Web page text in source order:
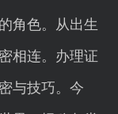
角色。从出生
相连。办理证
与技巧。今